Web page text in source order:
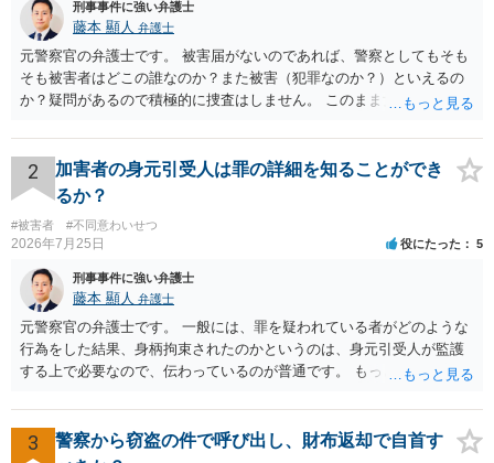
刑事事件に強い弁護士
藤本 顯人 弁護士
元警察官の弁護士です。 被害届がないのであれば、警察としてもそも
そも被害者はどこの誰なのか？また被害（犯罪なのか？）といえるの
か？疑問があるので積極的に捜査はしません。 このまま女性から警察
2
加害者の身元引受人は罪の詳細を知ることができ
るか？
#被害者 #不同意わいせつ
2026年7月25日 役にたった 5
刑事事件に強い弁護士
藤本 顯人 弁護士
元警察官の弁護士です。 一般には、罪を疑われている者がどのような
行為をした結果、身柄拘束されたのかというのは、身元引受人が監護
する上で必要なので、伝わっているのが普通です。 もっとも、事実関
いたり、省略されていることもありうるかなとは思います。
3
警察から窃盗の件で呼び出し、財布返却で自首す